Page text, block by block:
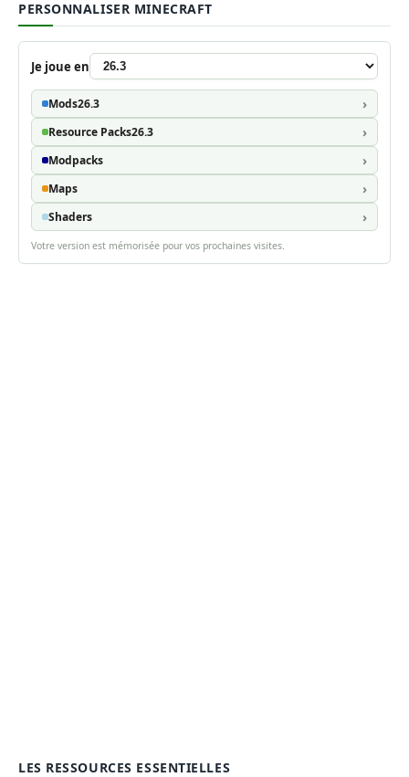
PERSONNALISER MINECRAFT
Je joue en
Mods26.3
Resource Packs26.3
Modpacks
Maps
Shaders
Votre version est mémorisée pour vos prochaines visites.
LES RESSOURCES ESSENTIELLES